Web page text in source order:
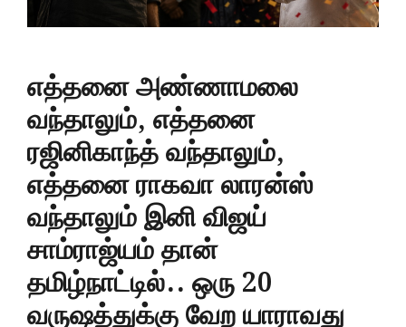
எத்தனை அண்ணாமலை
வந்தாலும், எத்தனை
ரஜினிகாந்த் வந்தாலும்,
எத்தனை ராகவா லாரன்ஸ்
வந்தாலும் இனி விஜய்
சாம்ராஜ்யம் தான்
தமிழ்நாட்டில்.. ஒரு 20
வருஷத்துக்கு வேற யாராவது